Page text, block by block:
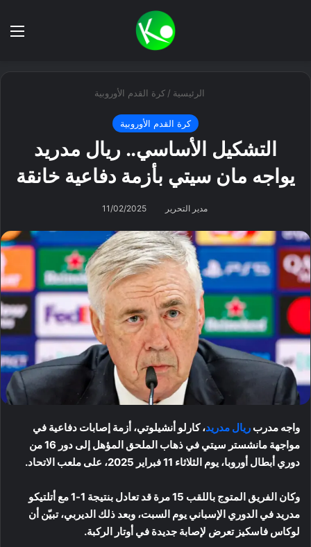
الرئيسية / كرة القدم الأوروبية
كرة القدم الأوروبية
التشكيل الأساسي.. ريال مدريد
يواجه مان سيتي بأزمة دفاعية خانقة
مدير التحرير 11/02/2025
واجه مدرب ريال مدريد، كارلو أنشيلوتي، أزمة إصابات دفاعية في
مواجهة مانشستر سيتي في ذهاب الملحق المؤهل إلى دور 16 من
دوري أبطال أوروبا، يوم الثلاثاء 11 فبراير 2025، على ملعب الاتحاد.
وكان الفريق المتوج باللقب 15 مرة قد تعادل بنتيجة 1-1 مع أتلتيكو
مدريد في الدوري الإسباني يوم السبت، وبعد ذلك الديربي، تبيّن أن
لوكاس فاسكيز تعرض لإصابة جديدة في أوتار الركبة.